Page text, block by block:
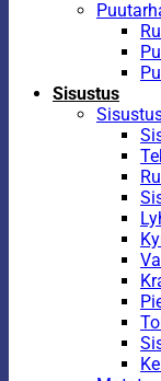
Sisustus